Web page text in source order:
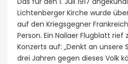
Lichtenberger Kirche wurde
auf den Kriegsgegner
Person. Ein Nailaer Flugblatt
Konzerts auf: „Denkt an unsere
drei Jahren gegen dieses Volk